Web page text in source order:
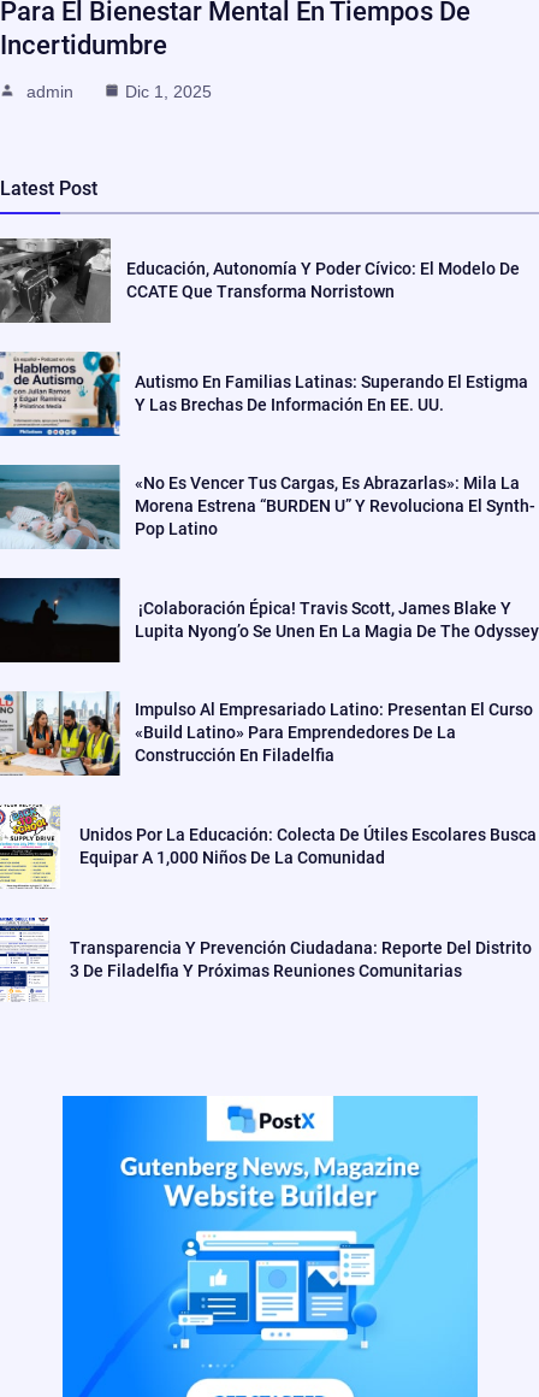
Para El Bienestar Mental En Tiempos De
Incertidumbre
admin Dic 1, 2025
Latest Post
Educación, Autonomía Y Poder Cívico: El Modelo De
CCATE Que Transforma Norristown
Autismo En Familias Latinas: Superando El Estigma
Y Las Brechas De Información En EE. UU.
«No Es Vencer Tus Cargas, Es Abrazarlas»: Mila La
Morena Estrena “BURDEN U” Y Revoluciona El Synth-
Pop Latino
¡Colaboración Épica! Travis Scott, James Blake Y
Lupita Nyong’o Se Unen En La Magia De The Odyssey
Impulso Al Empresariado Latino: Presentan El Curso
«Build Latino» Para Emprendedores De La
Construcción En Filadelfia
Unidos Por La Educación: Colecta De Útiles Escolares Busca
Equipar A 1,000 Niños De La Comunidad
Transparencia Y Prevención Ciudadana: Reporte Del Distrito
3 De Filadelfia Y Próximas Reuniones Comunitarias